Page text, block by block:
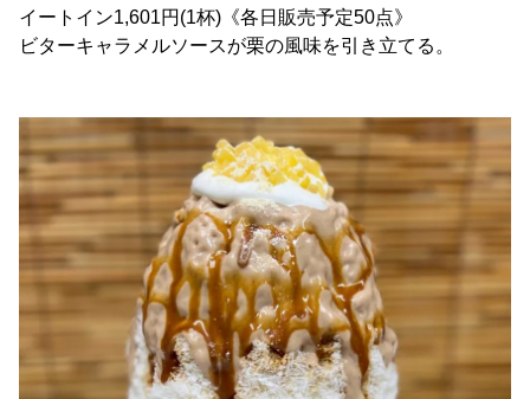
イートイン1,601円(1杯)《各日販売予定50点》
ビターキャラメルソースが栗の風味を引き立てる。